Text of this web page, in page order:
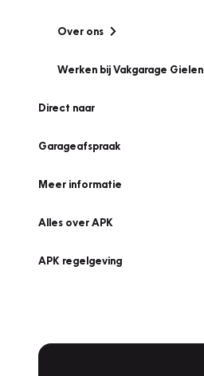
Over ons
Werken bij Vakgarage Gielen
Direct naar
Garageafspraak
Meer informatie
Alles over APK
APK regelgeving